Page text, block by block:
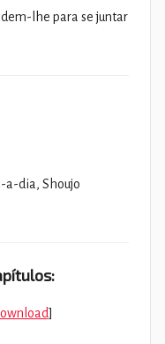
lhe para se juntar
a-dia, Shoujo
]